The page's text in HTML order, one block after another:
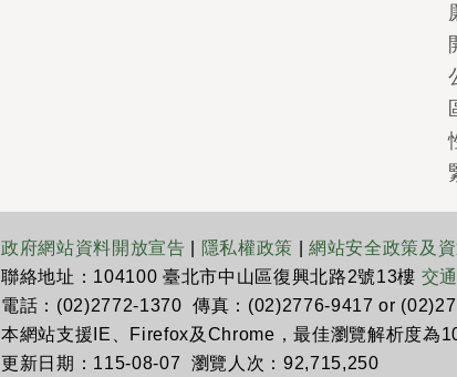
政府網站資料開放宣告 隱私權政策 |網站安全政策及
聯絡地址：104100 臺北市中山區復興北路2號13樓 交
電話：(02)2772-1370 傳真：(02)2776-9417 or
本網站支援IE、Firefox及Chrome，最佳瀏覽解析度為
更新日期：115-08-07 瀏覽人次：92,715,250